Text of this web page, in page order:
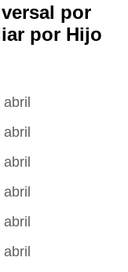
por
por Hijo
abril
abril
abril
abril
abril
abril